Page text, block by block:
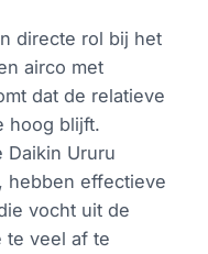
directe rol bij het
airco met
dat de relatieve
hoog blijft.
Daikin Ururu
hebben effectieve
vocht uit de
te veel af te